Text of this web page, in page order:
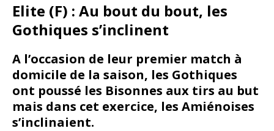
Elite (F) : Au bout du bout, les
Gothiques s’inclinent
A l’occasion de leur premier match à
domicile de la saison, les Gothiques
ont poussé les Bisonnes aux tirs au but
mais dans cet exercice, les Amiénoises
s’inclinaient.